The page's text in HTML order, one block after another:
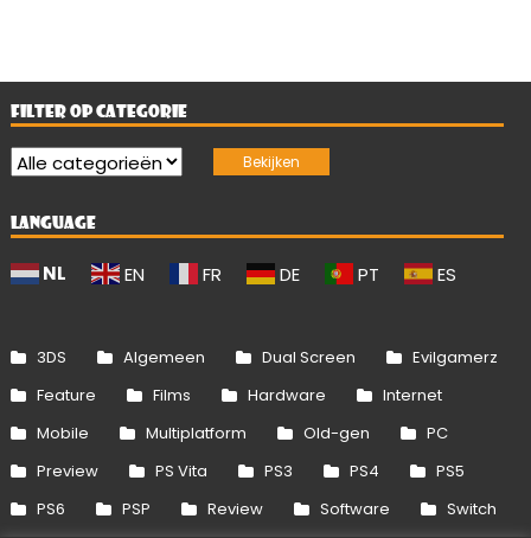
FILTER OP CATEGORIE
LANGUAGE
NL EN FR DE PT ES
3DS Algemeen Dual Screen
Evilgamerz
Feature
Films Hardware
Internet
Mobile
Multiplatform Old-gen
PC
Preview
PS Vita PS3 PS4
PS5
PS6
PSP Review Software
Switch